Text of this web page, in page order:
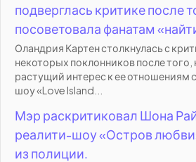
подверглась критике после
посоветовала фанатам
Оландрия Картен столкнулась с
некоторых поклонников после того,
растущий интерес к ее отношениям
шоу «Love Island...
Мэр раскритиковал Шона
реалити-шоу «Остров
из полиции.